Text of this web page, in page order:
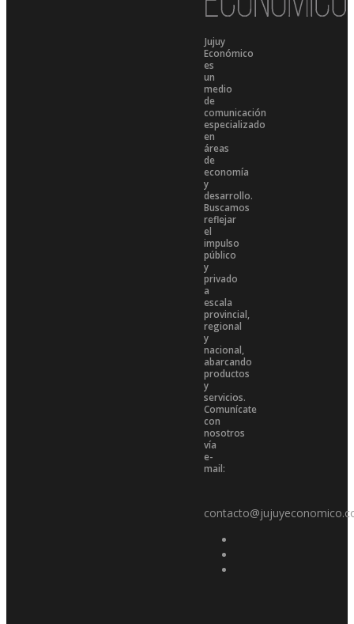
Jujuy
Económico
es
un
medio
de
comunicación
especializado
en
áreas
de
economía
y
desarrollo.
Buscamos
reflejar
el
impulso
público
y
privado
a
escala
provincial,
regional
y
nacional,
abarcando
productos
y
servicios.
Comunícate
con
nosotros
vía
e-
mail: